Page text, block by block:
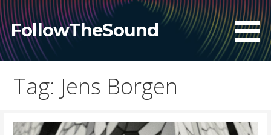
Skip
to
content
FollowTheSound
Tag: Jens Borgen